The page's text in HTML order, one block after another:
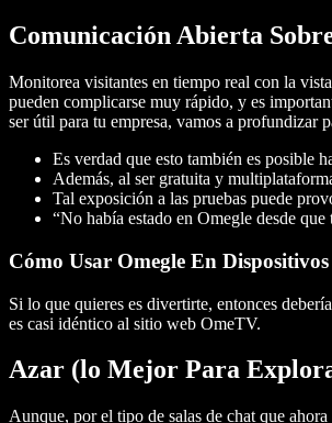
Comunicación Abierta
Monitorea visitantes en tiempo real con la
pueden complicarse muy rápido, y es
ser útil para tu empresa, vamos a profundizar
Es verdad que esto también es posible
Además, al ser gratuita y
Tal exposición a las pruebas puede
“No había estado en Omegle desde
Cómo Usar Omegle En
Si lo que quieres es divertirte, entonces
es casi idéntico al sitio web OmeTV.
Azar (lo Mejor Para
Aunque, por el tipo de salas de chat que